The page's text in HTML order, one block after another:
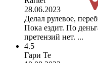
28.06.2023
Делал рулевое,
Пока ездит. По
претензий нет. ...
4.5
Гари Те